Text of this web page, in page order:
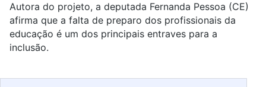
Autora do projeto, a deputada Fernanda Pessoa (CE)
afirma que a falta de preparo dos profissionais da
educação é um dos principais entraves para a
inclusão.